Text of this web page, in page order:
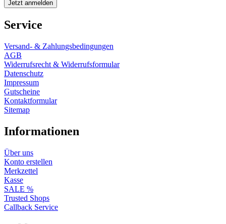
Service
Versand- & Zahlungsbedingungen
AGB
Widerrufsrecht & Widerrufsformular
Datenschutz
Impressum
Gutscheine
Kontaktformular
Sitemap
Informationen
Über uns
Konto erstellen
Merkzettel
Kasse
SALE %
Trusted Shops
Callback Service